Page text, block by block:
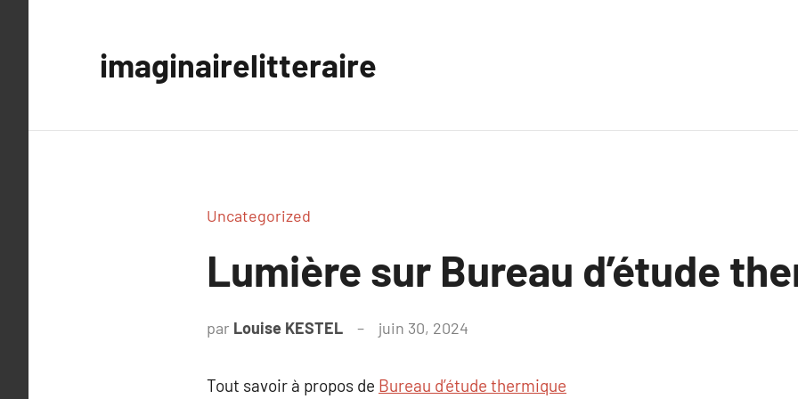
imaginairelitteraire
Uncategorized
Lumière sur Bureau d’étude
par Louise KESTEL juin 30, 2024
Tout savoir à propos de Bureau d’étude thermique